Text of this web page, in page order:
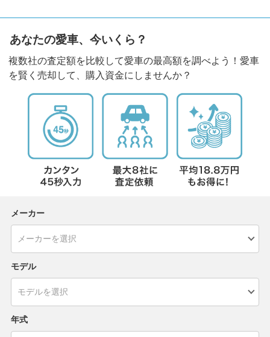
あなたの愛車、今いくら？
複数社の査定額を比較して愛車の最高額を調べよう！愛車
を賢く売却して、購入資金にしませんか？
メーカー
モデル
年式